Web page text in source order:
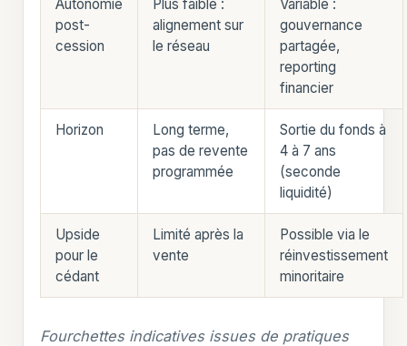
Autonomie
post-
cession
Plus faible :
alignement sur
le réseau
Variable :
gouvernance
partagée,
reporting
financier
Horizon
Long terme,
pas de revente
programmée
Sortie du fonds à
4 à 7 ans
(seconde
liquidité)
Upside
pour le
cédant
Limité après la
vente
Possible via le
réinvestissement
minoritaire
Fourchettes indicatives issues de pratiques